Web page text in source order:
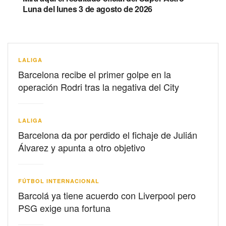
Luna del lunes 3 de agosto de 2026
LALIGA
Barcelona recibe el primer golpe en la
operación Rodri tras la negativa del City
LALIGA
Barcelona da por perdido el fichaje de Julián
Álvarez y apunta a otro objetivo
FÚTBOL INTERNACIONAL
Barcolá ya tiene acuerdo con Liverpool pero
PSG exige una fortuna